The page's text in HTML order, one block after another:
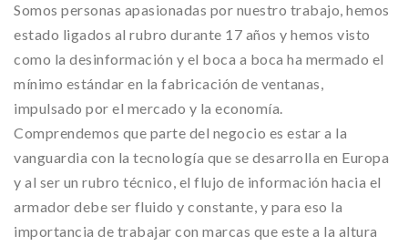
Somos personas apasionadas por nuestro trabajo, hemos
estado ligados al rubro durante 17 años y hemos visto
como la desinformación y el boca a boca ha mermado el
mínimo estándar en la fabricación de ventanas,
impulsado por el mercado y la economía.
Comprendemos que parte del negocio es estar a la
vanguardia con la tecnología que se desarrolla en Europa
y al ser un rubro técnico, el flujo de información hacia el
armador debe ser fluido y constante, y para eso la
importancia de trabajar con marcas que este a la altura